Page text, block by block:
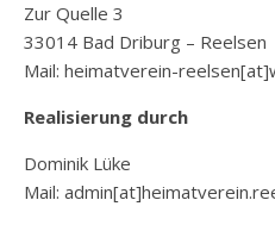
Zur Quelle 3
33014 Bad Driburg – Reelsen
Mail: heimatverein-
Realisierung durch
Dominik Lüke
Mail: